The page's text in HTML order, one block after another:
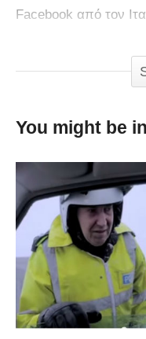
Facebook από τον
εκατοντάδες
είχε κάνει ο
You might be